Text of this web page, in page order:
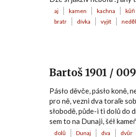
aj kamen kachna kůň
bratr
dívka vyjít
Bartoš 1901 /
Pásło děvče, pásło koně,
pro ně, vezni dva toraľe
słobodě, půde-i ti dolů do
sem to na Dunaji, šéł
dolů Dunaj dva dvůr